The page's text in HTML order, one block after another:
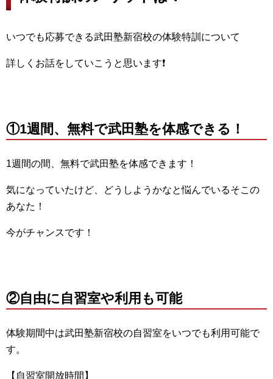
いつでも応募できる武田塾新宿校の体験特訓について
詳しくお話をしていこうと思います❗
①1週間、無料で武田塾を体感できる！
1週間の間、無料で武田塾を体感できます！
気になっていたけど、どうしようかなと悩んでいるそこの
あなた！
今がチャンスです！
②自由に自習室や利用も可能
体験期間中は武田塾新宿校の自習室をいつでも利用可能で
す。
【自習室開放時間】